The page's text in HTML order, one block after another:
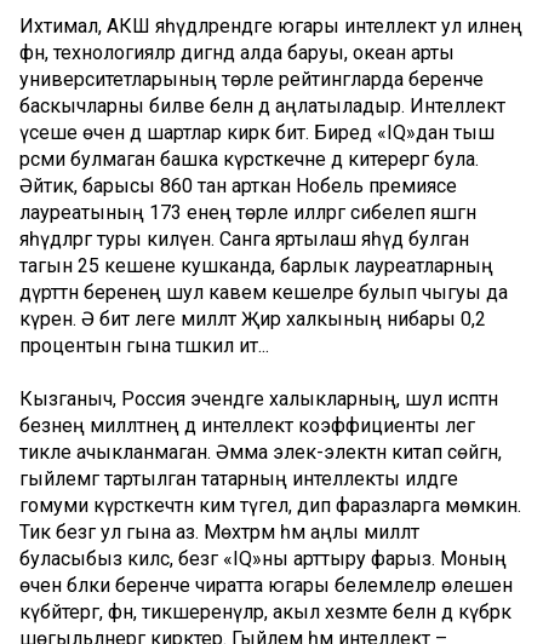
Ихтимал, АКШ яһүдләрендәге югары интеллект ул илнең
фән, технологияләр дигәндә алда баруы, океан арты
университетларының төрле рейтингларда беренче
баскычларны биләве белән дә аңлатыладыр. Интеллект
үсеше өчен дә шартлар кирәк бит. Биредә «IQ»дан тыш
рәсми булмаган башка күрсәткечне дә китерергә була.
Әйтик, барысы 860 тан арткан Нобель премиясе
лауреатының 173 енең төрле илләргә сибелеп яшәгән
яһүдләргә туры килүен. Санга яртылаш яһүд булган
тагын 25 кешене кушканда, барлык лауреатларның
дүрттән беренең шул кавем кешеләре булып чыгуы да
күренә. Ә бит әлеге милләт Җир халкының нибары 0,2
процентын гына тәшкил итә...
Кызганыч, Россия эчендәге халыкларның, шул исәптән
безнең милләтнең дә интеллект коэффициенты әлегә
тикле ачыкланмаган. Әмма элек-электән китап сөйгән,
гыйлемгә тартылган татарның интеллекты илдәге
гомуми күрсәткечтән ким түгел, дип фаразларга мөмкин.
Тик безгә ул гына аз. Мөхтәрәм һәм аңлы милләт
буласыбыз килсә, безгә «IQ»ны арттыру фарыз. Моның
өчен бәлки беренче чиратта югары белемлеләр өлешен
күбәйтергә, фән, тикшеренүләр, акыл хезмәте белән дә күбрәк
шөгыльләнергә кирәктер. Гыйлем һәм интеллект –